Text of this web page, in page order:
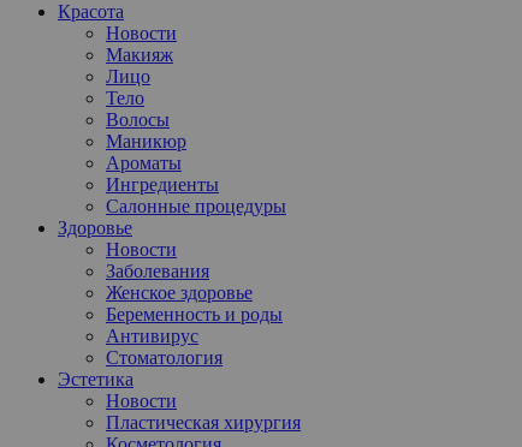
Красота
Новости
Макияж
Лицо
Тело
Волосы
Маникюр
Ароматы
Ингредиенты
Салонные процедуры
Здоровье
Новости
Заболевания
Женское здоровье
Беременность и роды
Антивирус
Стоматология
Эстетика
Новости
Пластическая хирургия